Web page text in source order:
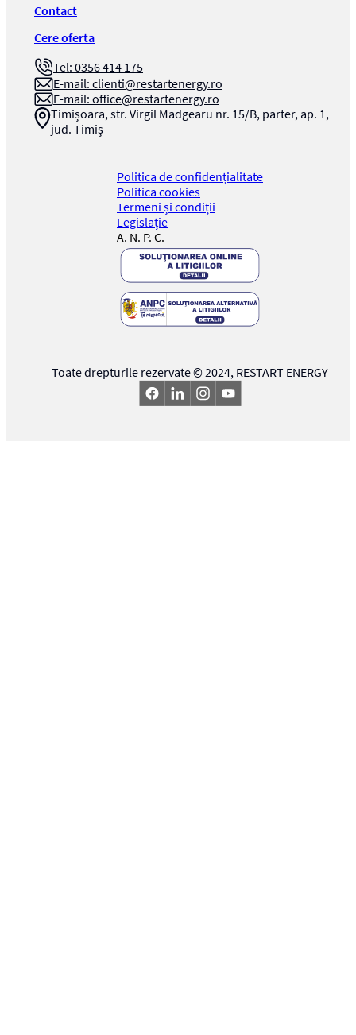
Contact
Cere oferta
Tel: 0356 414 175
E-mail: clienti@restartenergy.ro
E-mail: office@restartenergy.ro
Timișoara, str. Virgil Madgearu nr. 15/B, parter, ap. 1,
jud. Timiș
Politica de confidențialitate
Politica cookies
Termeni și condiții
Legislație
A. N. P. C.
Toate drepturile rezervate © 2024, RESTART ENERGY